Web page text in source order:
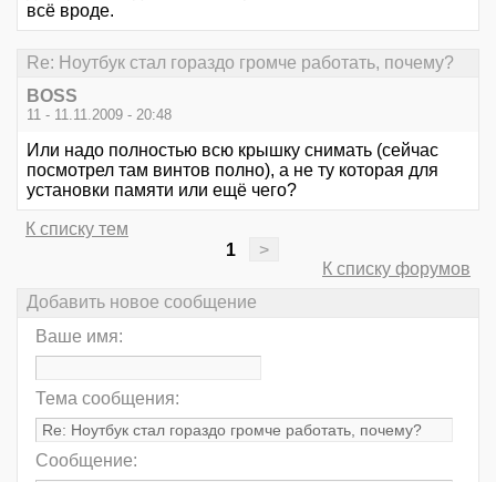
всё вроде.
Re: Ноутбук стал гораздо громче работать, почему?
BOSS
11 - 11.11.2009 - 20:48
Или надо полностью всю крышку снимать (сейчас
посмотрел там винтов полно), а не ту которая для
установки памяти или ещё чего?
К списку тем
1
>
К списку форумов
Добавить новое сообщение
Ваше имя:
Тема сообщения:
Сообщение: